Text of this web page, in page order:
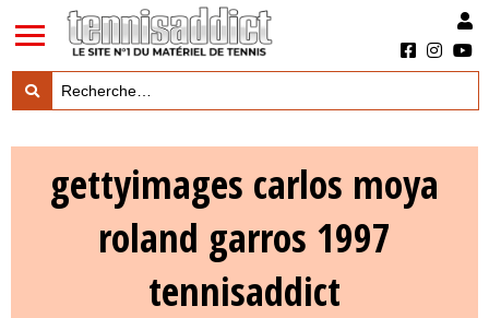
LES ACTUS MARQUES & PRODUITS
LES GUIDES DU MATERIEL
gettyimages carlos moya
roland garros 1997
tennisaddict